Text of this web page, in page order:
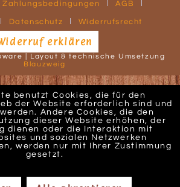
Zahlungsbedingungen AGB
Datenschutz Widerrufsrecht
erklären
| Layout & technische Umsetzung
Blauzweig
benutzt Cookies, die für den
der Website erforderlich sind und
Andere Cookies, die den
dieser Website erhöhen, der
dienen oder die Interaktion mit
und sozialen Netzwerken
werden nur mit Ihrer Zustimmung
gesetzt.